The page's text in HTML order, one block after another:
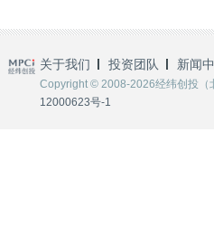
关于我们 投资团队 新闻
Copyright © 2008-2026经纬创投（
12000623号-1